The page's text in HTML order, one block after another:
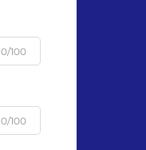
0/100
0/100